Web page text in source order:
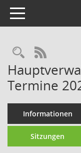
Toggle navigation
RSS-
Termine
Informationen
Sitzungen